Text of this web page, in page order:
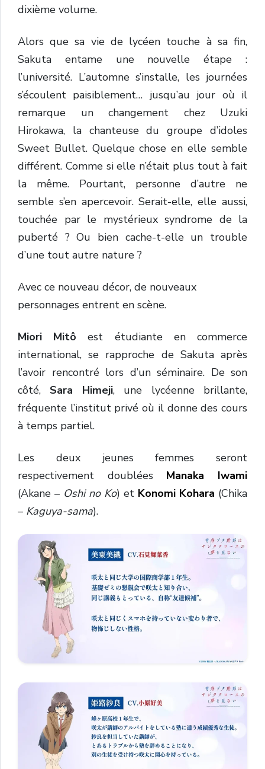
dixième volume.
Alors que sa vie de lycéen touche à sa fin,
Sakuta entame une nouvelle étape :
l’université. L’automne s’installe, les journées
s’écoulent paisiblement… jusqu’au jour où il
remarque un changement chez Uzuki
Hirokawa, la chanteuse du groupe d’idoles
Sweet Bullet. Quelque chose en elle semble
différent. Comme si elle n’était plus tout à fait
la même. Pourtant, personne d’autre ne
semble s’en apercevoir. Serait-elle, elle aussi,
touchée par le mystérieux syndrome de la
puberté ? Ou bien cache-t-elle un trouble
d’une tout autre nature ?
Avec ce nouveau décor, de nouveaux
personnages entrent en scène.
Miori Mitô est étudiante en commerce
international, se rapproche de Sakuta après
l’avoir rencontré lors d’un séminaire. De son
côté, Sara Himeji, une lycéenne brillante,
fréquente l’institut privé où il donne des cours
à temps partiel.
Les deux jeunes femmes seront
respectivement doublées Manaka Iwami
(Akane – Oshi no Ko) et Konomi Kohara (Chika
– Kaguya-sama).